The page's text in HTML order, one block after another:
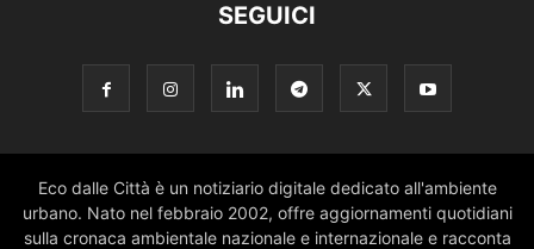
SEGUICI
Eco dalle Città è un notiziario digitale dedicato all'ambiente
urbano. Nato nel febbraio 2002, offre aggiornamenti quotidiani
sulla cronaca ambientale nazionale e internazionale e racconta